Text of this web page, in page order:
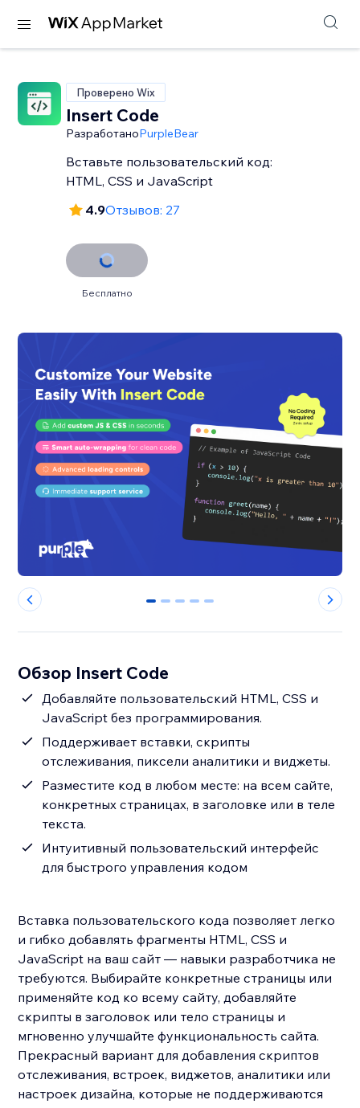
Проверено Wix
Insert Code
РазработаноPurpleBear
Вставьте пользовательский код:
HTML, CSS и JavaScript
4.9Отзывов: 27
Бесплатно
0 1 2 3 4
Обзор Insert Code
Добавляйте пользовательский HTML, CSS и
JavaScript без программирования.
Поддерживает вставки, скрипты
отслеживания, пиксели аналитики и виджеты.
Разместите код в любом месте: на всем сайте,
конкретных страницах, в заголовке или в теле
текста.
Интуитивный пользовательский интерфейс
для быстрого управления кодом
Вставка пользовательского кода позволяет легко
и гибко добавлять фрагменты HTML, CSS и
JavaScript на ваш сайт — навыки разработчика не
требуются. Выбирайте конкретные страницы или
применяйте код ко всему сайту, добавляйте
скрипты в заголовок или тело страницы и
мгновенно улучшайте функциональность сайта.
Прекрасный вариант для добавления скриптов
отслеживания, встроек, виджетов, аналитики или
настроек дизайна, которые не поддерживаются